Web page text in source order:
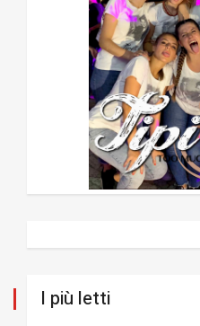
I più letti